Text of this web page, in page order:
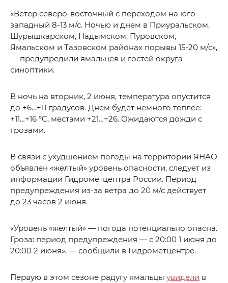
«Ветер северо-восточный с переходом на юго-
западный 8-13 м/с. Ночью и днем в Приуральском,
Шурышкарском, Надымском, Пуровском,
Ямальском и Тазовском районах порывы 15-20 м/с»,
— предупредили ямальцев и гостей округа
синоптики.
В ночь на вторник, 2 июня, температура опустится
до +6…+11 градусов. Днем будет немного теплее:
+11…+16 °C, местами +21…+26. Ожидаются дожди с
грозами.
В связи с ухудшением погоды на территории ЯНАО
объявлен «желтый» уровень опасности, следует из
информации Гидрометцентра России. Период
предупреждения из-за ветра до 20 м/с действует
до 23 часов 2 июня.
«Уровень «желтый» — погода потенциально опасна.
Гроза: период предупреждения — с 20:00 1 июня до
20:00 2 июня», — сообщили в Гидрометцентре.
Первую в этом сезоне радугу ямальцы увидели в